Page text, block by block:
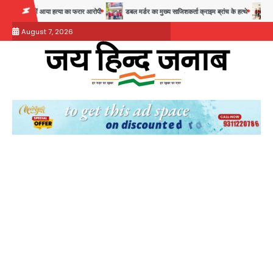
content
में आया हत्या का फरार आरोपी डबल मर्डर का मुख्य साजिशकर्ता क्राइम ब्रांच के हत्थे रोहित
August 7, 2026